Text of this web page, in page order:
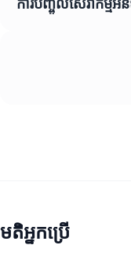
មតិអ្នកប្រើ